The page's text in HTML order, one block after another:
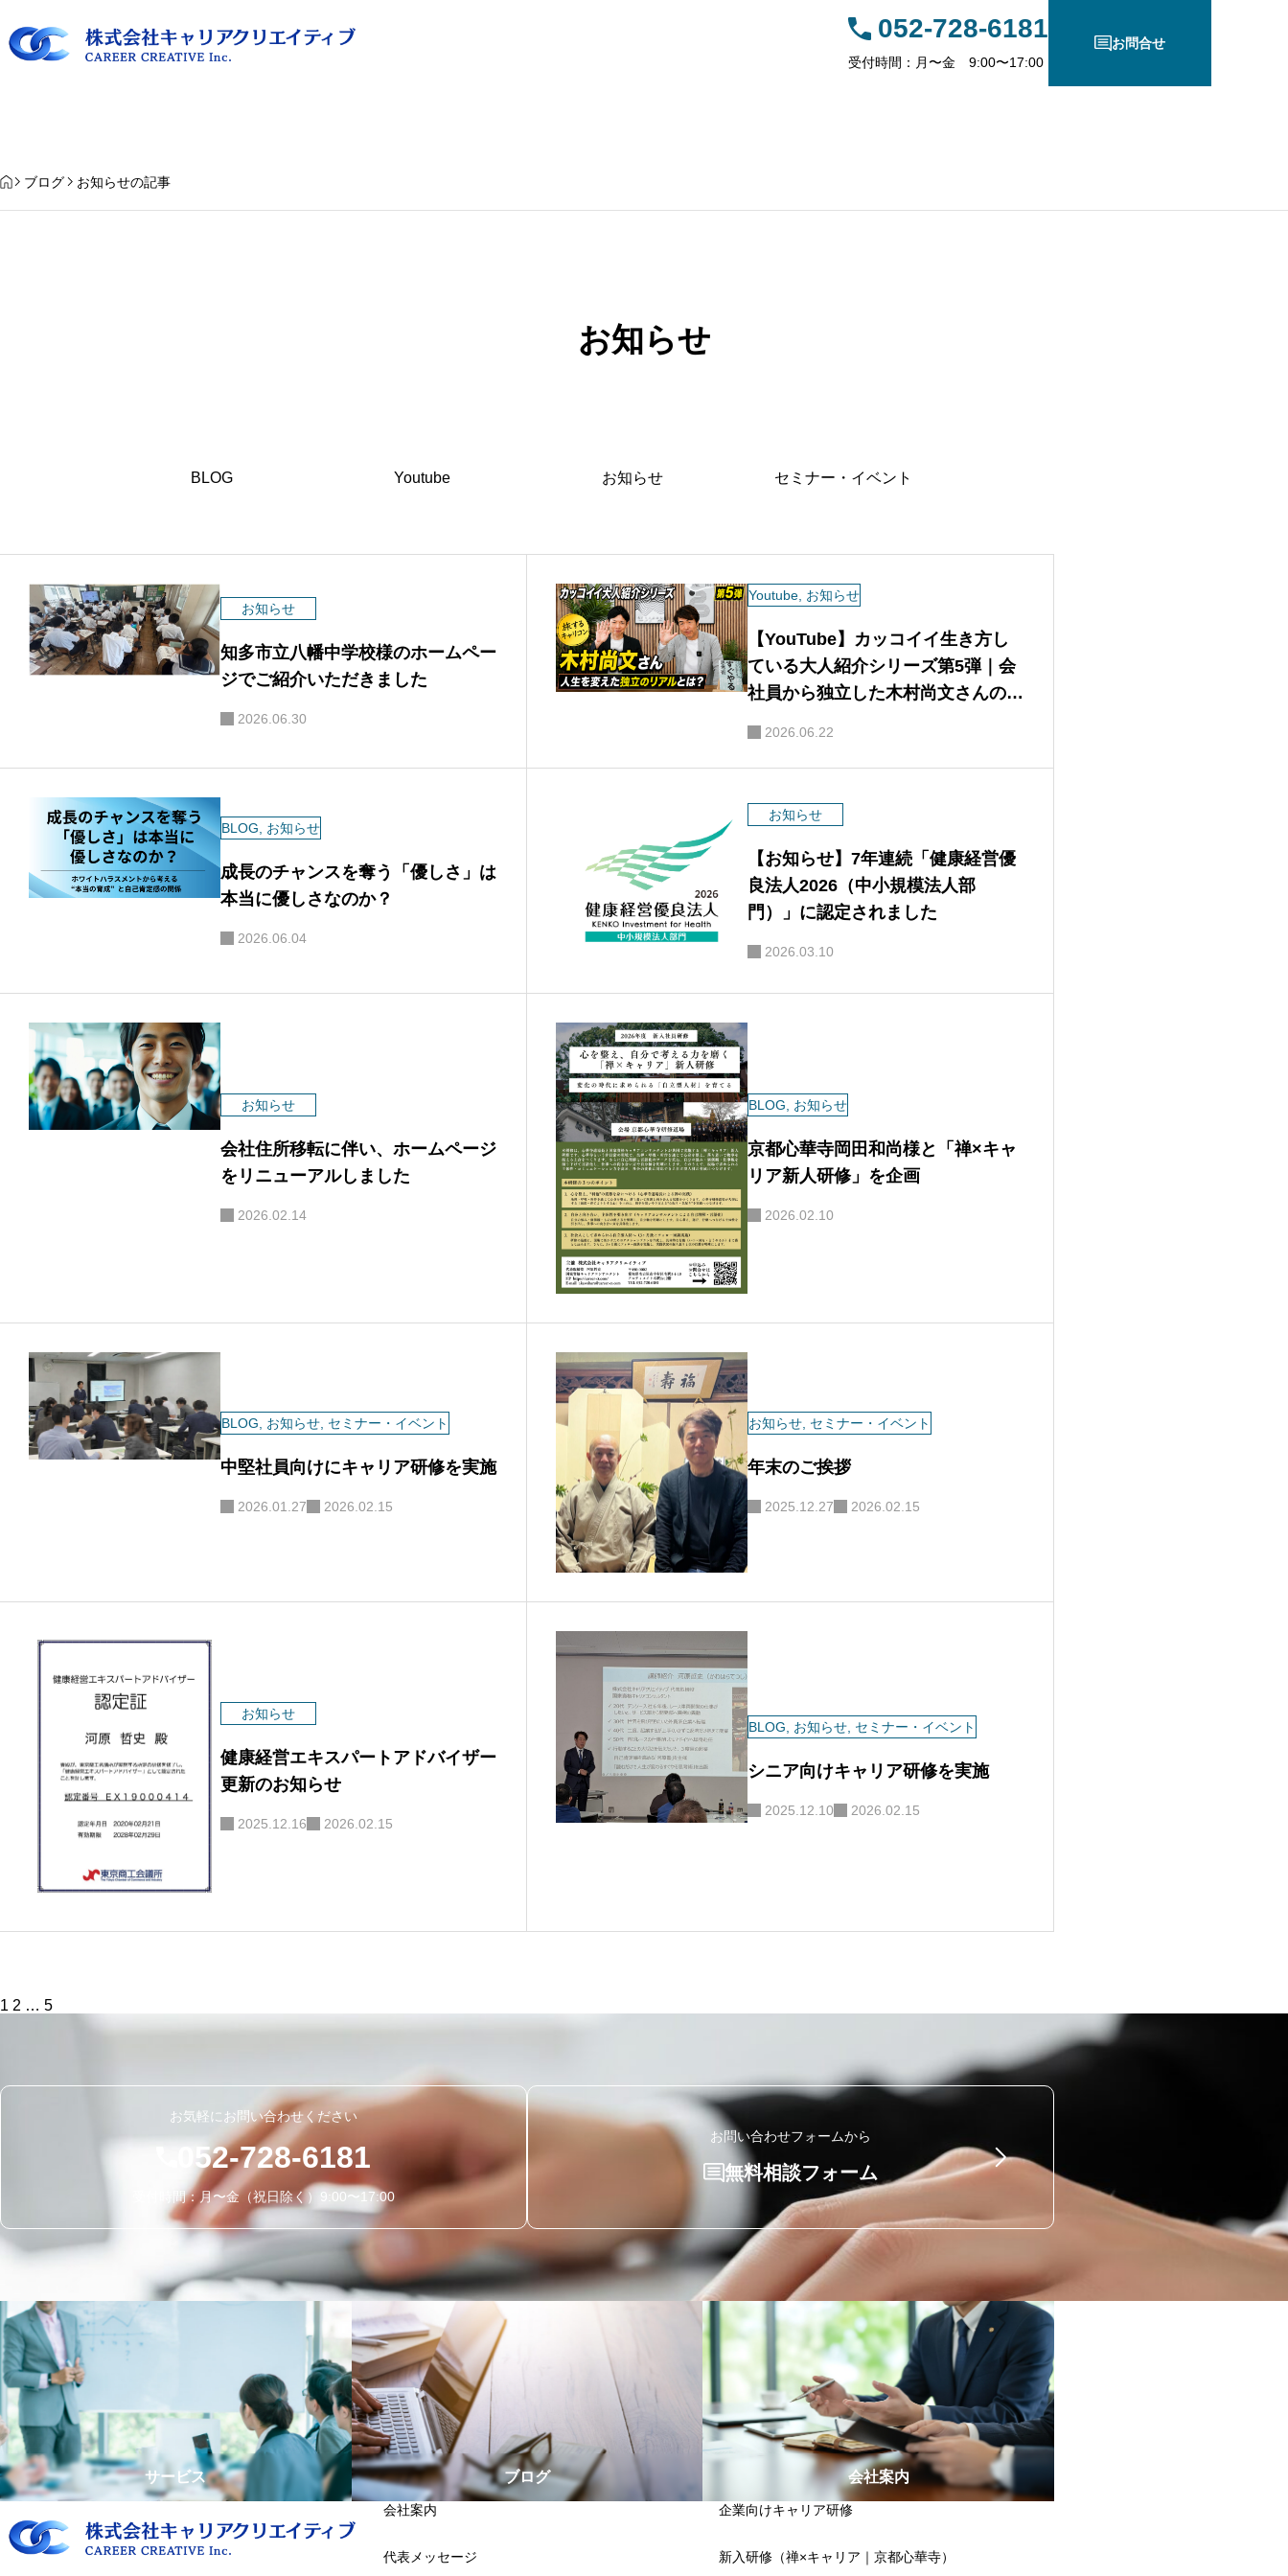
052-728-6181
受付時間：月〜金 9:00〜17:00
お問合せ
HOME
ブログ お知らせの記事
お知らせ
BLOG Youtube お知らせ セミナー・イベント
お知らせ
知多市立八幡中学校様のホームペー
ジでご紹介いただきました
2026.06.30
Youtube お知らせ
【YouTube】カッコイイ生き方し
ている大人紹介シリーズ第5弾｜会
社員から独立した木村尚文さんの挑
2026.06.22
BLOG お知らせ
成長のチャンスを奪う「優しさ」は
本当に優しさなのか？
2026.06.04
お知らせ
【お知らせ】7年連続「健康経営優
良法人2026（中小規模法人部
門）」に認定されました
2026.03.10
お知らせ
会社住所移転に伴い、ホームページ
をリニューアルしました
2026.02.14
BLOG, お知らせ
京都心華寺岡田和尚様と「禅×キャ
リア新人研修」を企画
2026.02.10
BLOG お知らせ セミナー・イベント
中堅社員向けにキャリア研修を実施
2026.01.27 2026.02.15
お知らせ セミナー・イベント
年末のご挨拶
2025.12.27 2026.02.15
お知らせ
健康経営エキスパートアドバイザー
更新のお知らせ
2025.12.16 2026.02.15
BLOG, お知らせ, セミナー・イベント
シニア向けキャリア研修を実施
2025.12.10 2026.02.15
投
送
1 2 … 5
お気軽にお問い合わせください
052-728-6181
受付時間：月〜金（祝日除く）9:00〜17:00
お問い合わせフォームから
無料相談フォーム
サービス ブログ 会社案内
会社案内
代表メッセージ
企業向けキャリア研修
新入研修（禅×キャリア｜京都心華寺）